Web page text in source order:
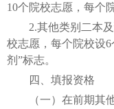
10个院校志愿，每个
2.其他类别二本及
校志愿，每个院校设
剂”标志。
四、填报资格
（一）在前期其他